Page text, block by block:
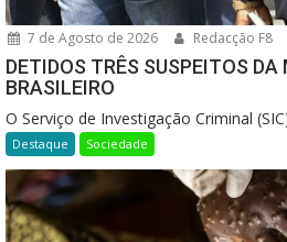
7 de Agosto de 2026 Redacção F8
DETIDOS TRÊS SUSPEITOS DA
BRASILEIRO
O Serviço de Investigação Criminal
Destaque Sociedade